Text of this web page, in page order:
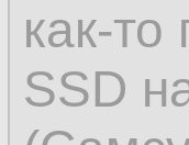
как-
SSD